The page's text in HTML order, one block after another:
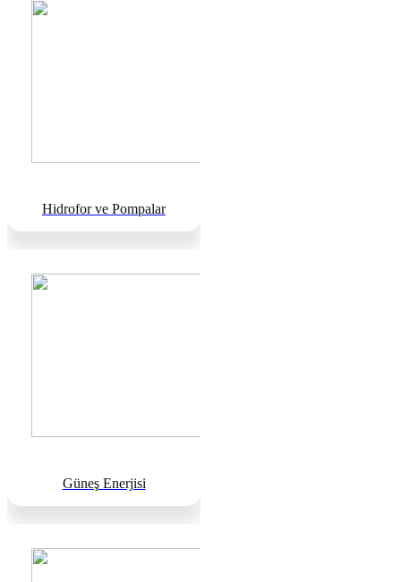
Hidrofor ve Pompalar
Güneş Enerjisi